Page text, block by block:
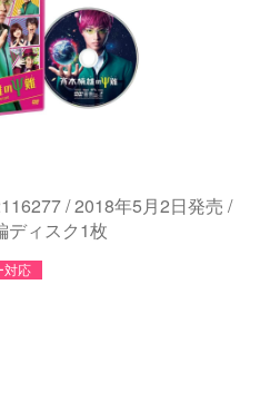
/ 2018年5月2日発売 /
ディスク1枚
対応